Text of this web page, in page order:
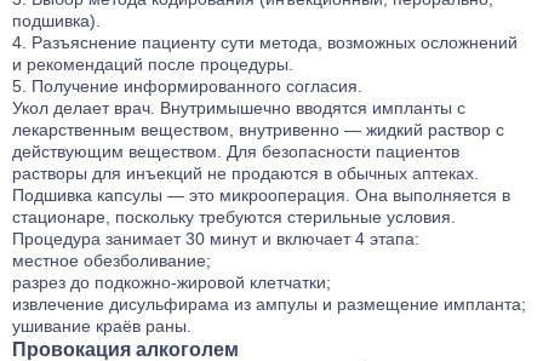
подшивка).
Разъяснение пациенту сути метода, возможных осложнений
и рекомендаций после процедуры.
Получение информированного согласия.
Укол делает врач. Внутримышечно вводятся импланты с
лекарственным веществом, внутривенно — жидкий раствор с
действующим веществом. Для безопасности пациентов
растворы для инъекций не продаются в обычных аптеках.
Подшивка капсулы — это микрооперация. Она выполняется в
стационаре, поскольку требуются стерильные условия.
Процедура занимает 30 минут и включает 4 этапа:
местное обезболивание;
разрез до подкожно-жировой клетчатки;
извлечение дисульфирама из ампулы и размещение импланта;
ушивание краёв раны.
Провокация алкоголем